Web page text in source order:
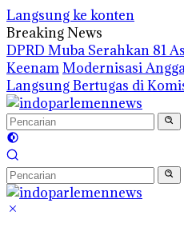
Langsung ke konten
Breaking News
DPRD Muba Serahkan 81
KeenamModernisasi
Langsung Bertugas di